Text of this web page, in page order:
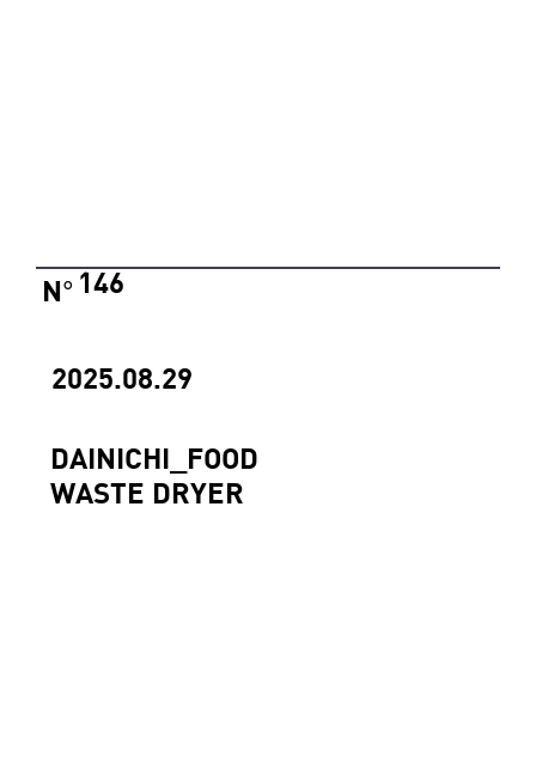
2025.08.29
DAINICHI_FOOD
WASTE DRYER
146
N°